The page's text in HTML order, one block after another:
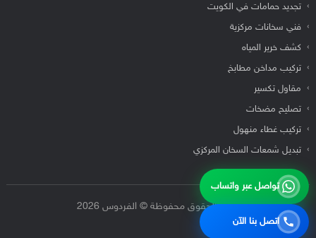
تجديد حمامات في الكويت
فني سخانات مركزية
كشف خرير المياه
تركيب مداخن مطابخ
مقاول تكسير
تصليح مضخات
تركيب غطاء منهول
تبديل شمعات السخان المركزي
جميع الحقوق محفوظة © الفردوس 2026
تواصل عبر واتساب
اتصل بنا الآن